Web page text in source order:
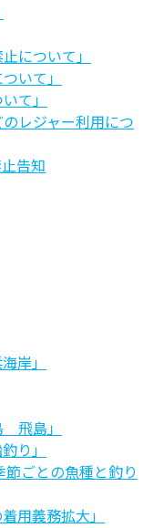
について」
いて」
て」
レジャー利用につ
告知
岸」
飛島」
り」
節ごとの魚種と釣り
用義務拡大」